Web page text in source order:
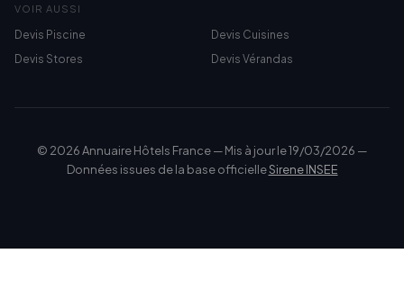
VOIR AUSSI
Devis Piscine
Devis Cuisines
Devis Stores
Devis Vérandas
© 2026 Annuaire Hôtels France — Mis à jour le 19/03/2026 —
Données issues de la base officielleSirene INSEE